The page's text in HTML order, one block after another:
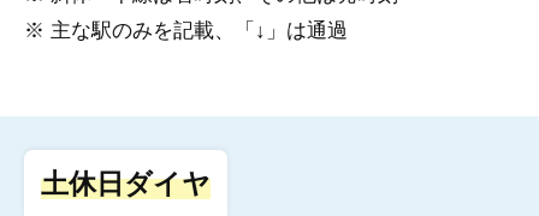
※ 主な駅のみを記載、「↓」は通過
土休日ダイヤ